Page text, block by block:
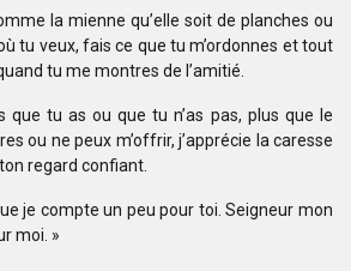
la mienne qu’elle soit de planches ou
tu veux, fais ce que tu m’ordonnes et tout
tu me montres de l’amitié.
que tu as ou que tu n’as pas, plus que le
ou ne peux m’offrir, j’apprécie la caresse
regard confiant.
je compte un peu pour toi. Seigneur mon
moi. »